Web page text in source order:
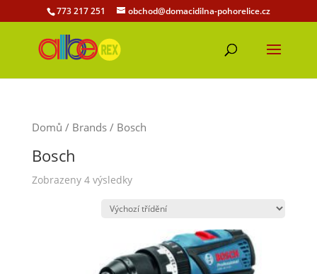
773 217 251 obchod@domacidilna-pohorelice.cz
Domů / Brands / Bosch
Bosch
Zobrazeny 4 výsledky